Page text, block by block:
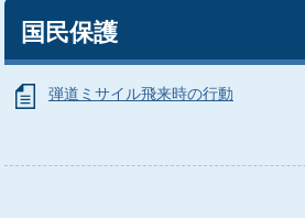
国民保護
弾道ミサイル飛来時の行動